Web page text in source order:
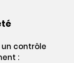
contrôle
: